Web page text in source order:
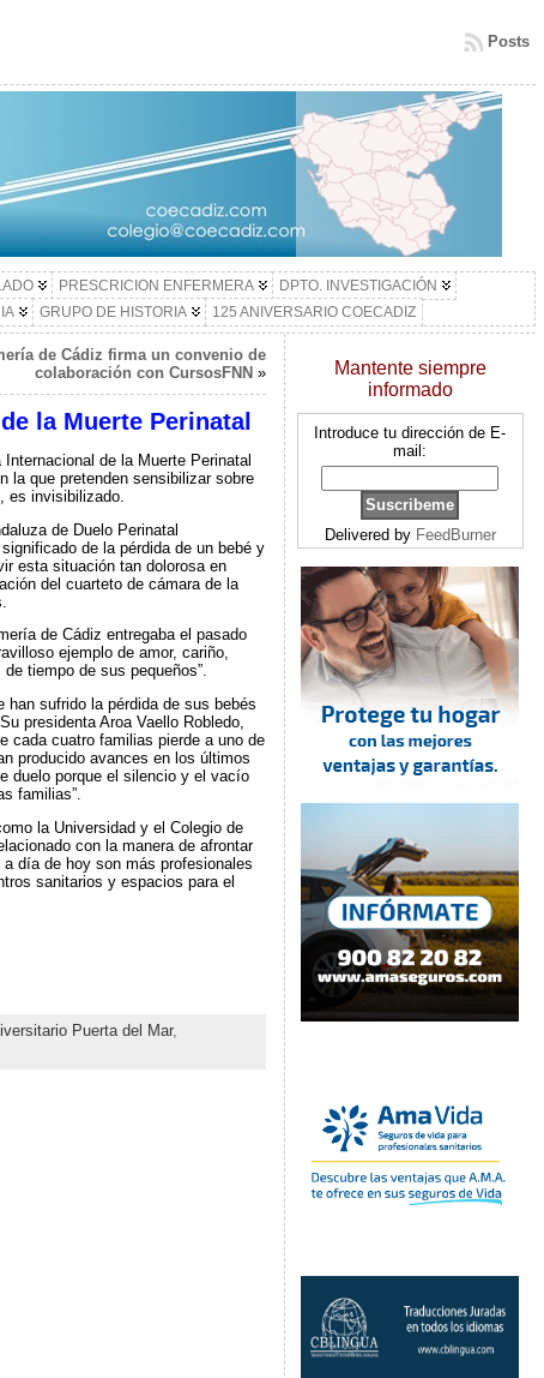
Posts
PRESCRICION ENFERMERA
DPTO. INVESTIGACIÓN
GRUPO DE HISTORIA 125 ANIVERSARIO COECADIZ
de Cádiz firma un convenio de
colaboración con CursosFNN »
la Muerte Perinatal
de la Muerte Perinatal
la que pretenden sensibilizar sobre
es invisibilizado.
de Duelo Perinatal
de la pérdida de un beb​​é y
esta situación tan dolorosa en
del cuarteto de cámara de la
de Cádiz entregaba el pasado
ejemplo de amor, cariño,
tiempo de sus pequeños”.
sufrido la pérdida de sus bebés
presidenta Aroa Vaello Robledo,
cada cuatro familias pierde a uno de
producido avances en los últimos
duelo porque el silencio y el vacío
familias”.
la Universidad y el Colegio de
con la manera de afrontar
día de hoy son más profesionales
sanitarios y espacios para el
Puerta del Mar,
Mantente siempre
informado
Introduce tu dirección de E-
mail:
Delivered by FeedBurner